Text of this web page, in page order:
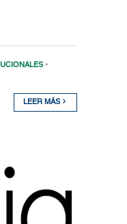
•
LEER MÁS